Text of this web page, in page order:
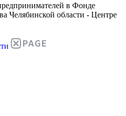
в Фонде
Челябинской области - Центре